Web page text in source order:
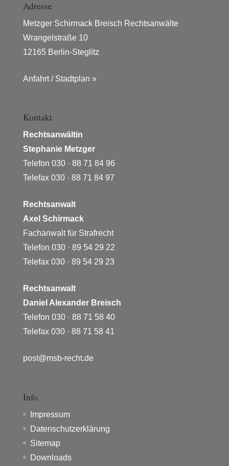
Adresse
Metzger Schirmack Breisch Rechtsanwälte
Wrangelstraße 10
12165 Berlin-Steglitz
Anfahrt / Stadtplan »
Kontakt
Rechtsanwältin
Stephanie Metzger
Telefon 030 · 88 71 84 96
Telefax 030 · 88 71 84 97
Rechtsanwalt
Axel Schirmack
Fachanwalt für Strafrecht
Telefon 030 · 89 54 29 22
Telefax 030 · 89 54 29 23
Rechtsanwalt
Daniel Alexander Breisch
Telefon 030 · 88 71 58 40
Telefax 030 · 88 71 58 41
post@msb-recht.de
Info
Impressum
Datenschutzerklärung
Sitemap
Downloads